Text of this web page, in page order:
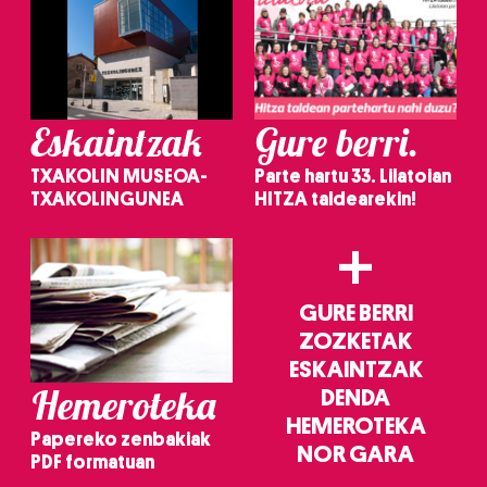
Eskaintzak
TXAKOLIN MUSEOA-
TXAKOLINGUNEA
Gure berri.
Parte hartu 33. Lilatoian
HITZA taldearekin!
Hemeroteka
Papereko zenbakiak
PDF formatuan
+
GURE BERRI
ZOZKETAK
ESKAINTZAK
DENDA
HEMEROTEKA
NOR GARA